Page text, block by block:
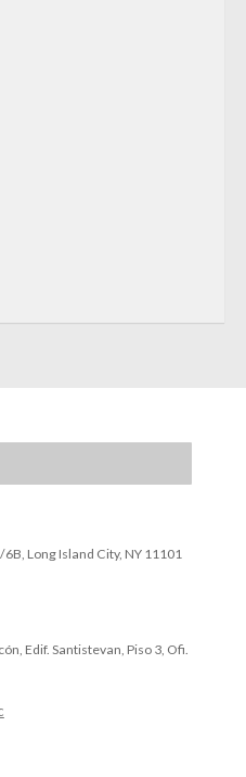
Long Island City, NY 11101
Edif. Santistevan, Piso 3, Ofi.